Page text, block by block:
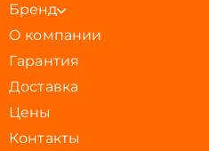
Бренд
О компании
Гарантия
Доставка
Цены
Контакты